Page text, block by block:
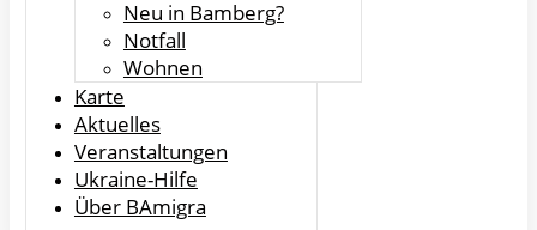
Neu in Bamberg?
Notfall
Wohnen
Karte
Aktuelles
Veranstaltungen
Ukraine-Hilfe
Über BAmigra